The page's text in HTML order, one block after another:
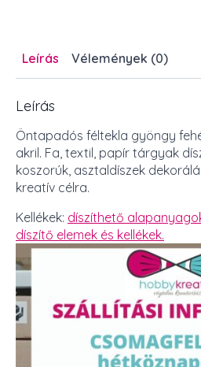
Leírás Vélemények (0)
Leírás
Öntapadós féltekla gyöngy
akril. Fa, textil, papír tárgyak
koszorúk, asztaldíszek
kreatív célra.
Kellékek: díszíthető
díszítő elemek és kellékek.